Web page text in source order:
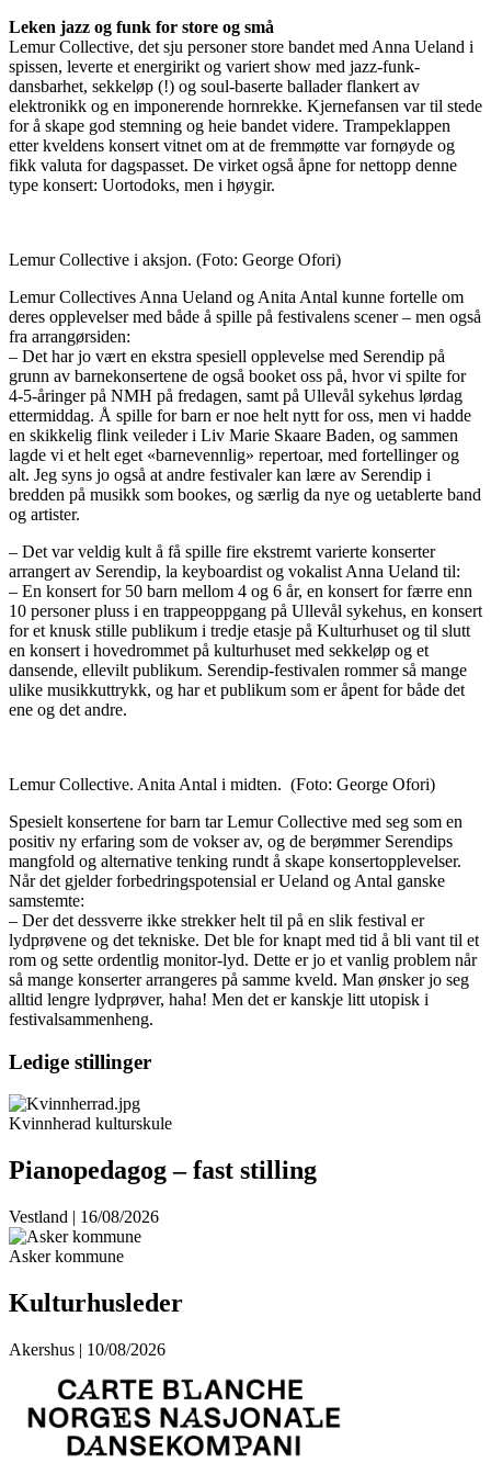
Leken jazz og funk for store og små
Lemur Collective, det sju personer store bandet med Anna Ueland i
spissen, leverte et energirikt og variert show med jazz-funk-
dansbarhet, sekkeløp (!) og soul-baserte ballader flankert av
elektronikk og en imponerende hornrekke. Kjernefansen var til stede
for å skape god stemning og heie bandet videre. Trampeklappen
etter kveldens konsert vitnet om at de fremmøtte var fornøyde og
fikk valuta for dagspasset. De virket også åpne for nettopp denne
type konsert: Uortodoks, men i høygir.
Lemur Collective i aksjon. (Foto: George Ofori)
Lemur Collectives Anna Ueland og Anita Antal kunne fortelle om
deres opplevelser med både å spille på festivalens scener – men også
fra arrangørsiden:
– Det har jo vært en ekstra spesiell opplevelse med Serendip på
grunn av barnekonsertene de også booket oss på, hvor vi spilte for
4-5-åringer på NMH på fredagen, samt på Ullevål sykehus lørdag
ettermiddag. Å spille for barn er noe helt nytt for oss, men vi hadde
en skikkelig flink veileder i Liv Marie Skaare Baden, og sammen
lagde vi et helt eget «barnevennlig» repertoar, med fortellinger og
alt. Jeg syns jo også at andre festivaler kan lære av Serendip i
bredden på musikk som bookes, og særlig da nye og uetablerte band
og artister.
– Det var veldig kult å få spille fire ekstremt varierte konserter
arrangert av Serendip, la keyboardist og vokalist Anna Ueland til:
– En konsert for 50 barn mellom 4 og 6 år, en konsert for færre enn
10 personer pluss i en trappeoppgang på Ullevål sykehus, en konsert
for et knusk stille publikum i tredje etasje på Kulturhuset og til slutt
en konsert i hovedrommet på kulturhuset med sekkeløp og et
dansende, ellevilt publikum. Serendip-festivalen rommer så mange
ulike musikkuttrykk, og har et publikum som er åpent for både det
ene og det andre.
Lemur Collective. Anita Antal i midten. (Foto: George Ofori)
Spesielt konsertene for barn tar Lemur Collective med seg som en
positiv ny erfaring som de vokser av, og de berømmer Serendips
mangfold og alternative tenking rundt å skape konsertopplevelser.
Når det gjelder forbedringspotensial er Ueland og Antal ganske
samstemte:
– Der det dessverre ikke strekker helt til på en slik festival er
lydprøvene og det tekniske. Det ble for knapt med tid å bli vant til et
rom og sette ordentlig monitor-lyd. Dette er jo et vanlig problem når
så mange konserter arrangeres på samme kveld. Man ønsker jo seg
alltid lengre lydprøver, haha! Men det er kanskje litt utopisk i
festivalsammenheng.
Ledige stillinger
Kvinnherad kulturskule
Pianopedagog – fast stilling
Vestland | 16/08/2026
Asker kommune
Kulturhusleder
Akershus | 10/08/2026